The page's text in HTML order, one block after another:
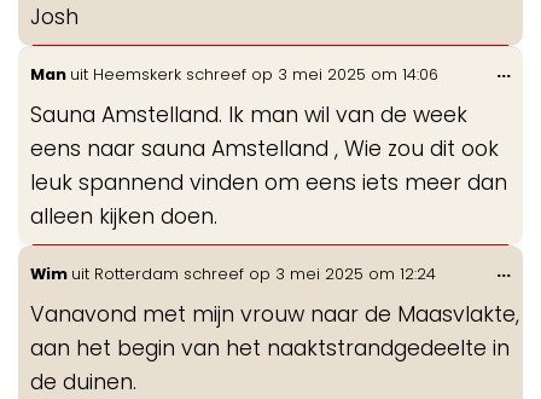
Josh
Man uit Heemskerk schreef op 3 mei 2025 om 14:06
Sauna Amstelland. Ik man wil van de week
eens naar sauna Amstelland , Wie zou dit ook
leuk spannend vinden om eens iets meer dan
alleen kijken doen.
...
Wim uit Rotterdam schreef op 3 mei 2025 om 12:24
Vanavond met mijn vrouw naar de Maasvlakte,
aan het begin van het naaktstrandgedeelte in
de duinen.
...